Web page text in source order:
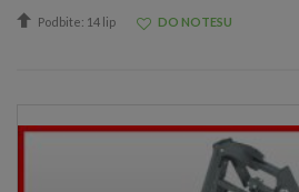
Podbite: 14 lip DO NOTESU